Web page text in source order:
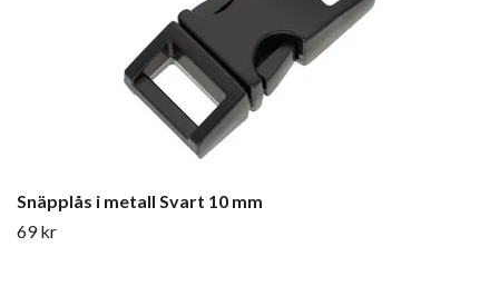
Snäpplås i metall Svart 10 mm
69 kr